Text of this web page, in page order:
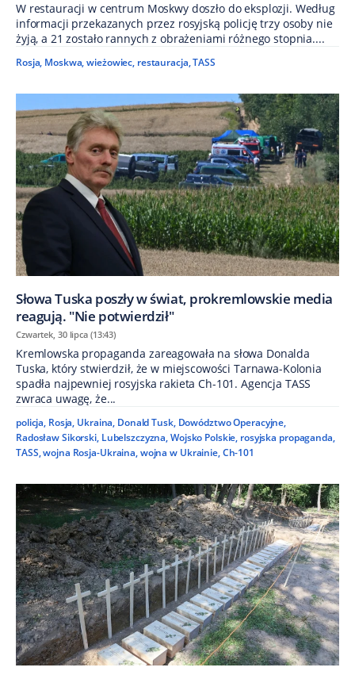
W restauracji w centrum Moskwy doszło do eksplozji. Według
informacji przekazanych przez rosyjską policję trzy osoby nie
żyją, a 21 zostało rannych z obrażeniami różnego stopnia....
Rosja, Moskwa,wieżowiec, restauracja,TASS
Słowa Tuska poszły w świat, prokremlowskie media
reagują. "Nie potwierdził"
Czwartek, 30 lipca (13:43)
Kremlowska propaganda zareagowała na słowa Donalda
Tuska, który stwierdził, że w miejscowości Tarnawa-Kolonia
spadła najpewniej rosyjska rakieta Ch-101. Agencja TASS
zwraca uwagę, że...
policja, Rosja, Ukraina, Donald Tusk, Dowództwo Operacyjne,
Radosław Sikorski, Lubelszczyzna,Wojsko Polskie, rosyjska propaganda,
TASS,wojna Rosja-Ukraina,wojna w Ukrainie,Ch-101